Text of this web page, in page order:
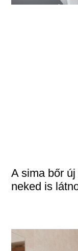
A sima bőr
neked is